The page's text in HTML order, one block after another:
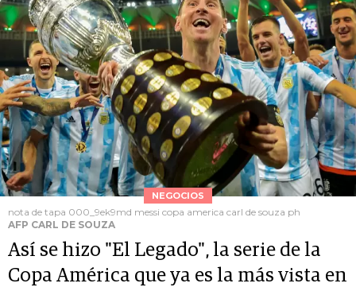
NEGOCIOS
nota de tapa 000_9ek9md messi copa america carl de souza ph
AFP CARL DE SOUZA
Así se hizo "El Legado", la serie de la
Copa América que ya es la más vista en